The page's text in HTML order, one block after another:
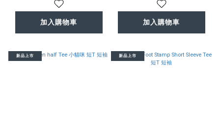
加入購物車 加入購物車
新品上市 新品上市